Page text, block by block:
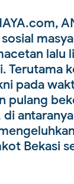
lalu
Terutama
pada
pulang
di
Bekasi